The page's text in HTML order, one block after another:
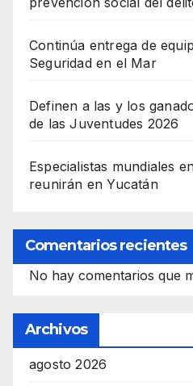
Continúa entrega de
Seguridad en el Mar
Definen a las y los
de las Juventudes 2026
Especialistas mundiales
reunirán en Yucatán
Comentarios recientes
No hay comentarios que
Archivos
agosto 2026